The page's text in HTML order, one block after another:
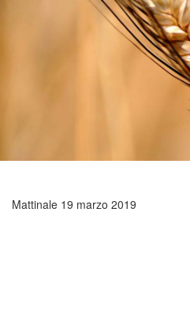
Mattinale 19 marzo 2019